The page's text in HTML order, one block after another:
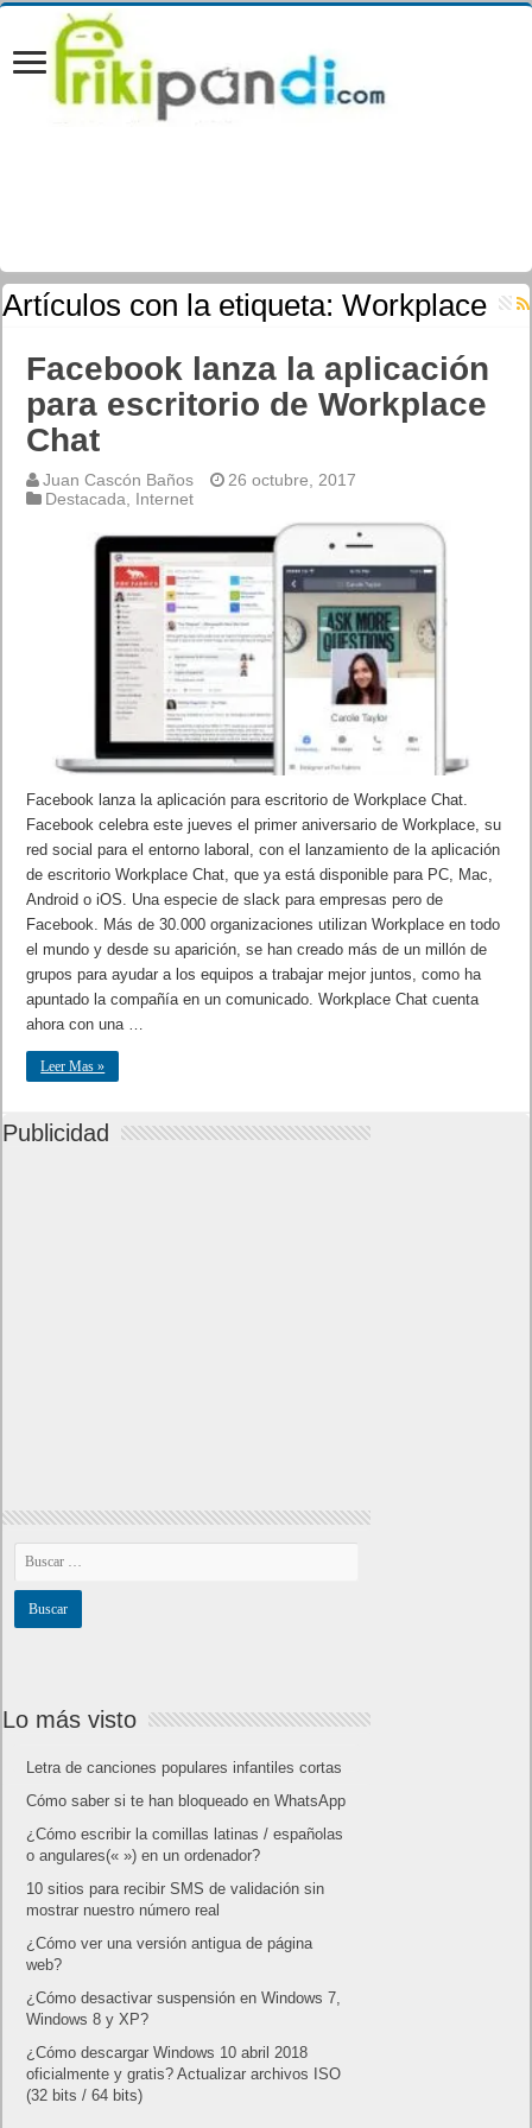
Artículos con la etiqueta:Workplace
Facebook lanza la aplicación
para escritorio de Workplace
Chat
Juan Cascón Baños
26 octubre, 2017
Destacada
Internet
Facebook lanza la aplicación para escritorio de Workplace Chat.
Facebook celebra este jueves el primer aniversario de Workplace, su
red social para el entorno laboral, con el lanzamiento de la aplicación
de escritorio Workplace Chat, que ya está disponible para PC, Mac,
Android o iOS. Una especie de slack para empresas pero de
Facebook. Más de 30.000 organizaciones utilizan Workplace en todo
el mundo y desde su aparición, se han creado más de un millón de
grupos para ayudar a los equipos a trabajar mejor juntos, como ha
apuntado la compañía en un comunicado. Workplace Chat cuenta
ahora con una …
Leer Mas »
Publicidad
Lo más visto
Letra de canciones populares infantiles cortas
Cómo saber si te han bloqueado en WhatsApp
¿Cómo escribir la comillas latinas / españolas
o angulares(« ») en un ordenador?
10 sitios para recibir SMS de validación sin
mostrar nuestro número real
¿Cómo ver una versión antigua de página
web?
¿Cómo desactivar suspensión en Windows 7,
Windows 8 y XP?
¿Cómo descargar Windows 10 abril 2018
oficialmente y gratis? Actualizar archivos ISO
(32 bits / 64 bits)